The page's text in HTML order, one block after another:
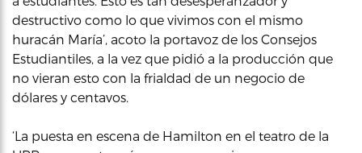
destructivo como lo que vivimos con el mismo
huracán María’, acoto la portavoz de los Consejos
Estudiantiles, a la vez que pidió a la producción que
no vieran esto con la frialdad de un negocio de
dólares y centavos.
‘La puesta en escena de Hamilton en el teatro de la